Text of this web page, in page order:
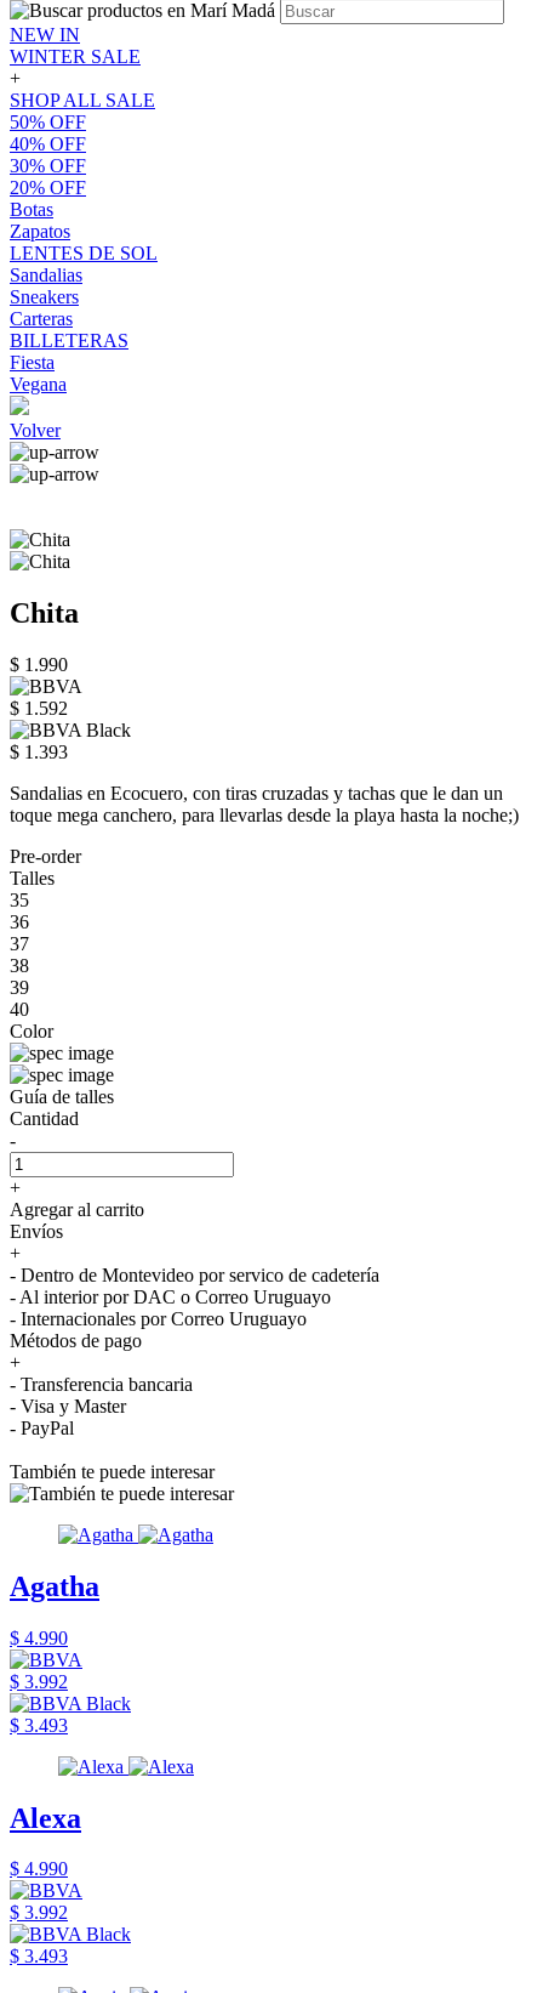
NEW IN
WINTER SALE
+
SHOP ALL SALE
50% OFF
40% OFF
30% OFF
20% OFF
Botas
Zapatos
LENTES DE SOL
Sandalias
Sneakers
Carteras
BILLETERAS
Fiesta
Vegana
Volver
Chita
$ 1.990
$ 1.592
$ 1.393
Sandalias en Ecocuero, con tiras cruzadas y tachas que le dan un
toque mega canchero, para llevarlas desde la playa hasta la noche;)
Pre-order
Talles
35
36
37
38
39
40
Color
Guía de talles
Cantidad
-
+
Agregar al carrito
Envíos
+
- Dentro de Montevideo por servico de cadetería
- Al interior por DAC o Correo Uruguayo
- Internacionales por Correo Uruguayo
Métodos de pago
+
- Transferencia bancaria
- Visa y Master
- PayPal
También te puede interesar
Agatha
$ 4.990
$ 3.992
$ 3.493
Alexa
$ 4.990
$ 3.992
$ 3.493